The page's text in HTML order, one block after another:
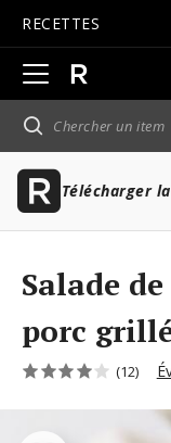
RECETTES
Ouvrir
la
navigation
principale
Télécharger
Salade
porc
(12)